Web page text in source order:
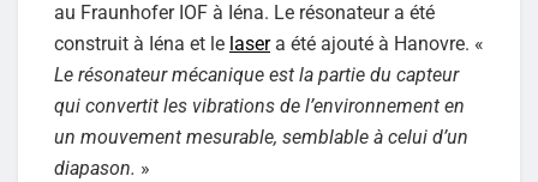
au Fraunhofer IOF à Iéna. Le résonateur a été
construit à Iéna et le lasera été ajouté à Hanovre. «
Le résonateur mécanique est la partie du capteur
qui convertit les vibrations de l’environnement en
un mouvement mesurable, semblable à celui d’un
diapason. »